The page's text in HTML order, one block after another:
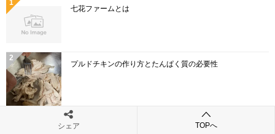
七花ファームとは
プルドチキンの作り方とたんぱく質の必要性
「こねぎ」と「あさつき」と「わけぎ」と「ひともじ」
の違いとは
シェア TOPへ